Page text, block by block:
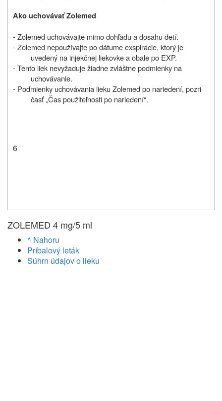
Ako uchovávať Zolemed
-Zolemed uchovávajte mimo dohľadu a dosahu detí.
-Zolemed nepoužívajtepo dátume exspirácie, ktorý je
uvedený na injekčnej liekovke a obale po EXP.
- Tento liek nevyžaduje žiadne zvláštne podmienky na
uchovávanie.
- Podmienky uchovávania lieku Zolemed po nariedení, pozri
časť „Čas použiteľnosti po nariedení“.
6
ZOLEMED 4 mg/5 ml
^ Nahoru
Príbalový leták
Súhrn údajov o lieku